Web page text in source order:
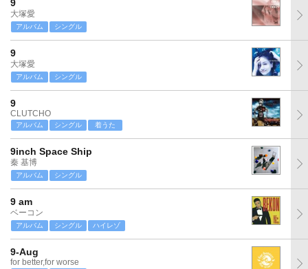
9
大塚愛
アルバム シングル
9
大塚愛
アルバム シングル
9
CLUTCHO
アルバム シングル 着うた
9inch Space Ship
秦 基博
アルバム シングル
9 am
ベーコン
アルバム シングル ハイレゾ
9-Aug
for better,for worse